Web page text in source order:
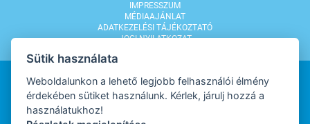
IMPRESSZUM
MÉDIAAJÁNLAT
ADATKEZELÉSI TÁJÉKOZTATÓ
JOGI NYILATKOZAT
Sütik használata
Weboldalunkon a lehető legjobb felhasználói élmény
érdekében sütiket használunk. Kérlek, járulj hozzá a
használatukhoz!